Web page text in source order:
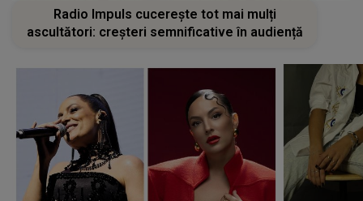
Radio Impuls cucerește tot mai mulți
ascultători: creșteri semnificative în audiență